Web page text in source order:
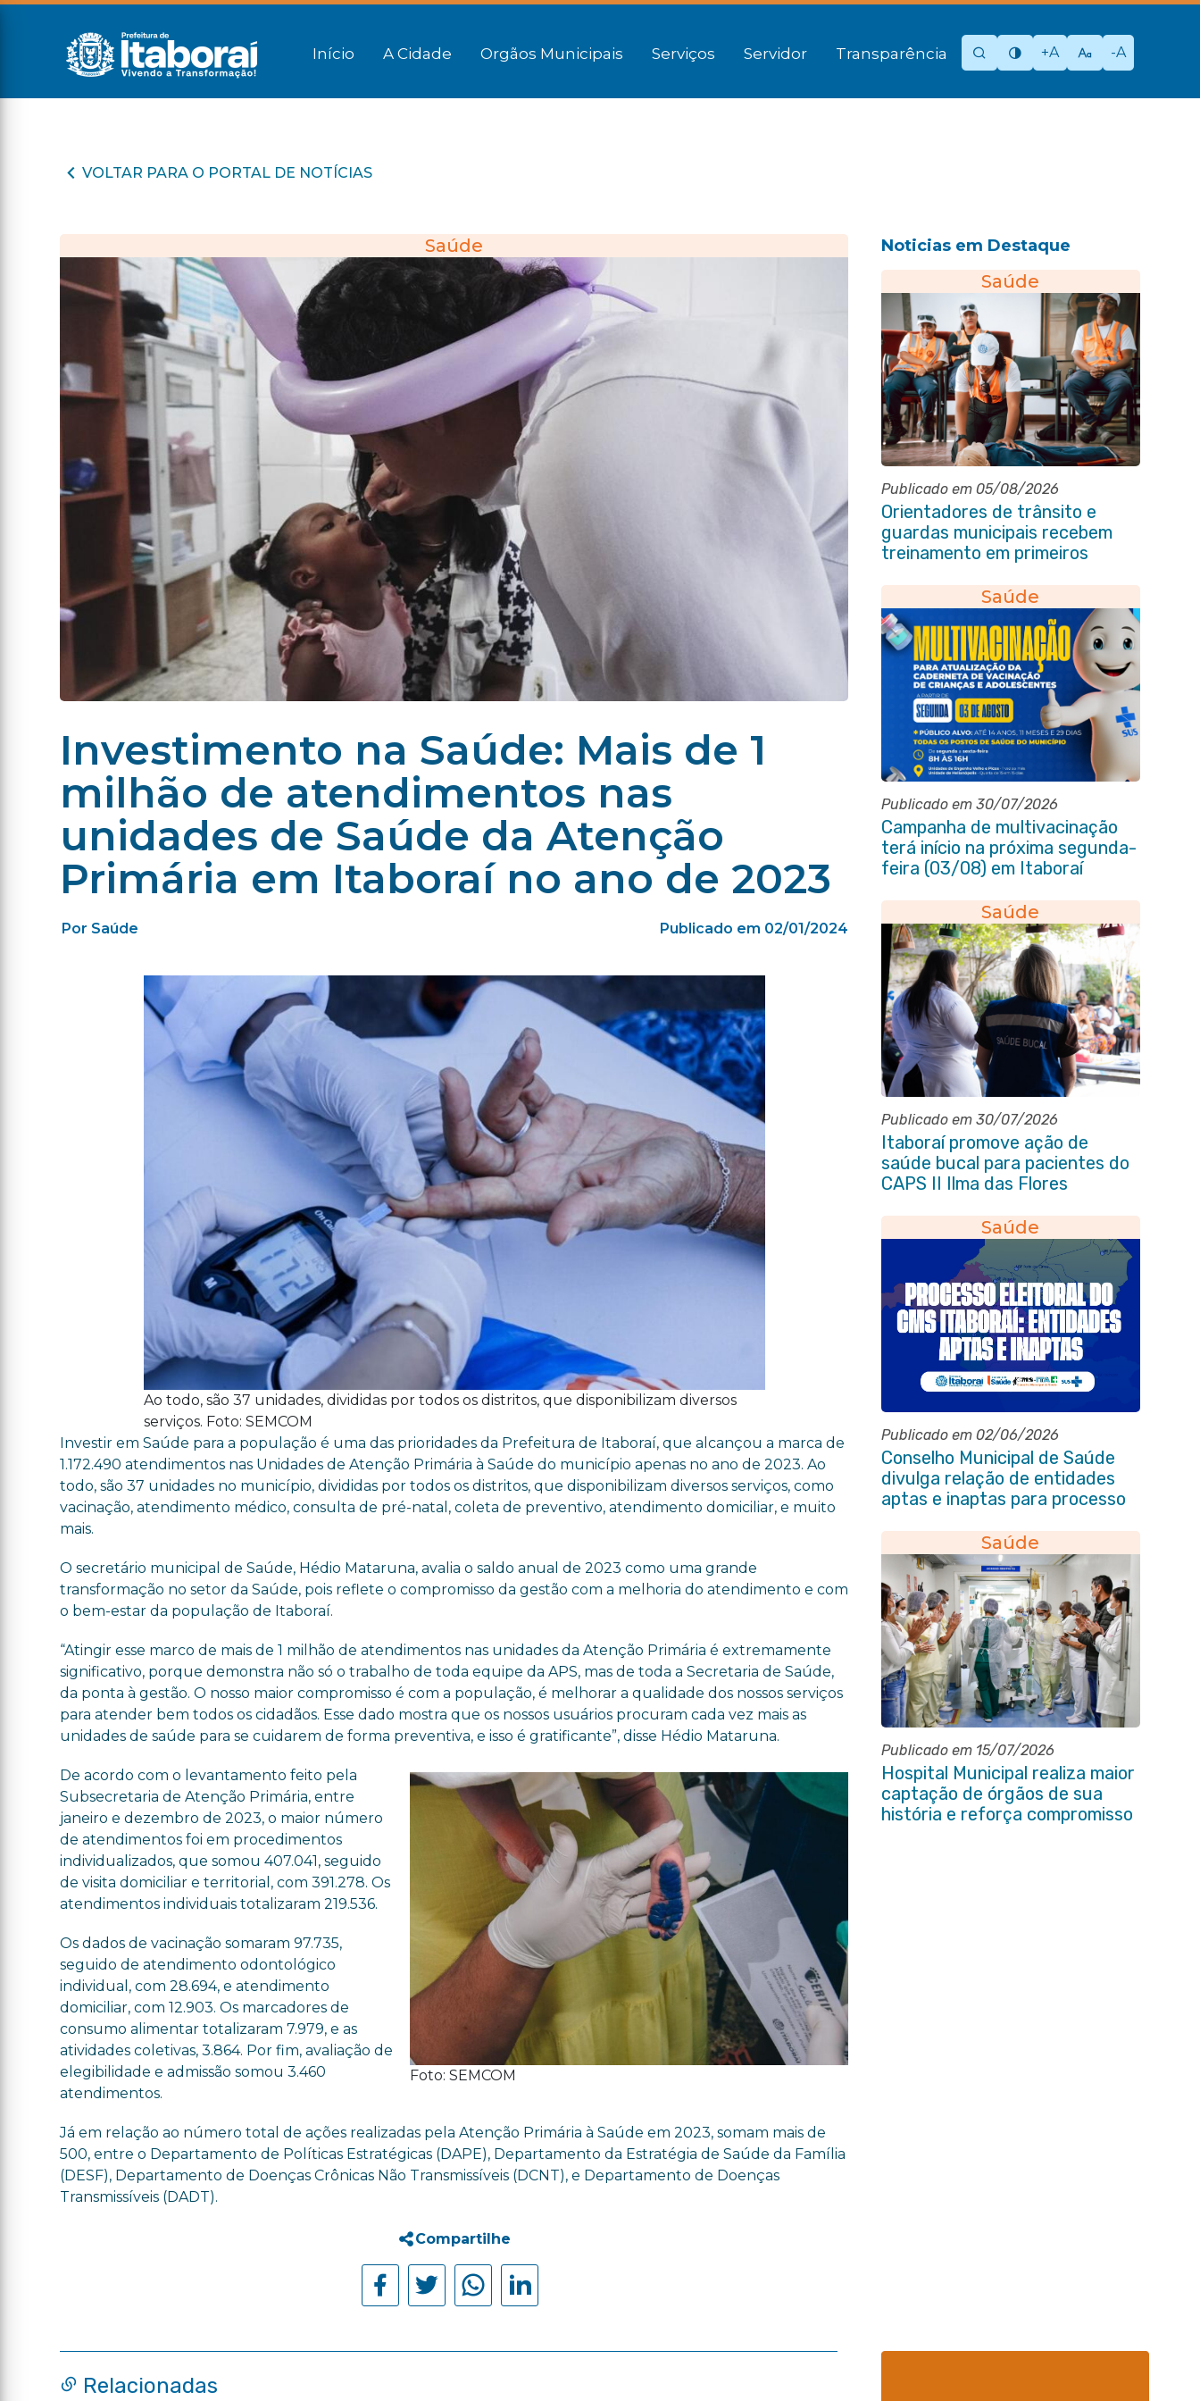
Início A Cidade Orgãos Municipais Serviços Servidor Transparência +A -A
VOLTAR PARA O PORTAL DE NOTÍCIAS
Saúde
Investimento na Saúde: Mais de 1
milhão de atendimentos nas
unidades de Saúde da Atenção
Primária em Itaboraí no ano de 2023
Por Saúde Publicado em 02/01/2024
Ao todo, são 37 unidades, divididas por todos os distritos, que disponibilizam diversos
serviços. Foto: SEMCOM
Investir em Saúde para a população é uma das prioridades da Prefeitura de Itaboraí, que alcançou a marca de
1.172.490 atendimentos nas Unidades de Atenção Primária à Saúde do município apenas no ano de 2023. Ao
todo, são 37 unidades no município, divididas por todos os distritos, que disponibilizam diversos serviços, como
vacinação, atendimento médico, consulta de pré-natal, coleta de preventivo, atendimento domiciliar, e muito
mais.
O secretário municipal de Saúde, Hédio Mataruna, avalia o saldo anual de 2023 como uma grande
transformação no setor da Saúde, pois reflete o compromisso da gestão com a melhoria do atendimento e com
o bem-estar da população de Itaboraí.
“Atingir esse marco de mais de 1 milhão de atendimentos nas unidades da Atenção Primária é extremamente
significativo, porque demonstra não só o trabalho de toda equipe da APS, mas de toda a Secretaria de Saúde,
da ponta à gestão. O nosso maior compromisso é com a população, é melhorar a qualidade dos nossos serviços
para atender bem todos os cidadãos. Esse dado mostra que os nossos usuários procuram cada vez mais as
unidades de saúde para se cuidarem de forma preventiva, e isso é gratificante”, disse Hédio Mataruna.
Foto: SEMCOM
De acordo com o levantamento feito pela
Subsecretaria de Atenção Primária, entre
janeiro e dezembro de 2023, o maior número
de atendimentos foi em procedimentos
individualizados, que somou 407.041, seguido
de visita domiciliar e territorial, com 391.278. Os
atendimentos individuais totalizaram 219.536.
Os dados de vacinação somaram 97.735,
seguido de atendimento odontológico
individual, com 28.694, e atendimento
domiciliar, com 12.903. Os marcadores de
consumo alimentar totalizaram 7.979, e as
atividades coletivas, 3.864. Por fim, avaliação de
elegibilidade e admissão somou 3.460
atendimentos.
Já em relação ao número total de ações realizadas pela Atenção Primária à Saúde em 2023, somam mais de
500, entre o Departamento de Políticas Estratégicas (DAPE), Departamento da Estratégia de Saúde da Família
(DESF), Departamento de Doenças Crônicas Não Transmissíveis (DCNT), e Departamento de Doenças
Transmissíveis (DADT).
Compartilhe
Noticias em Destaque
Saúde
Publicado em 05/08/2026
Orientadores de trânsito e
guardas municipais recebem
treinamento em primeiros
Saúde
Publicado em 30/07/2026
Campanha de multivacinação
terá início na próxima segunda-
feira (03/08) em Itaboraí
Saúde
Publicado em 30/07/2026
Itaboraí promove ação de
saúde bucal para pacientes do
CAPS II Ilma das Flores
Saúde
Publicado em 02/06/2026
Conselho Municipal de Saúde
divulga relação de entidades
aptas e inaptas para processo
2030
Saúde
Publicado em 15/07/2026
Hospital Municipal realiza maior
captação de órgãos de sua
história e reforça compromisso
Relacionadas